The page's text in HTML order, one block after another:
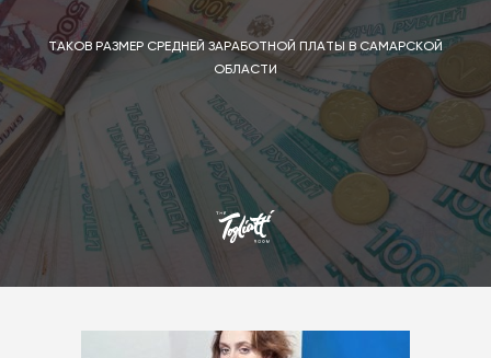
ТАКОВ РАЗМЕР СРЕДНЕЙ ЗАРАБОТНОЙ ПЛАТЫ В САМАРСКОЙ
ОБЛАСТИ